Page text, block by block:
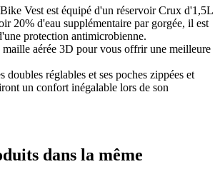
Vest est équipé d'un réservoir Crux d'1,5L
20% d'eau supplémentaire par gorgée, il est
protection antimicrobienne.
maille aérée 3D pour vous offrir une meilleure
doubles réglables et ses poches zippées et
un confort inégalable lors de son
dans la même